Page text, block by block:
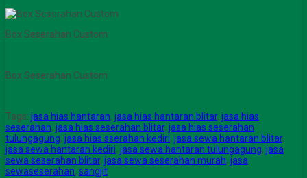
Box Seserahan Custom
Box Seserahan Custom
Tags: jasa hias hantaran, jasa hias hantaran blitar, jasa hias
seserahan, jasa hias seserahan blitar, jasa hias seserahan
tulungagung, jasa hias sserahan kediri, jasa sewa hantaran blitar,
jasa sewa hantaran kediri, jasa sewa hantaran tulungagung, jasa
sewa seserahan blitar, jasa sewa seserahan murah, jasa
sewaseserahan, sangjit